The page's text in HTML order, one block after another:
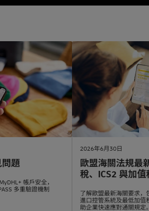
問題
帳戶安全，
多重驗證機制
用
2026年6月30日
歐盟海關法規最
稅、ICS2 與加值
了解歐盟最新海關要求，
進口控管系統及最低加值
助企業快速應對通關規定